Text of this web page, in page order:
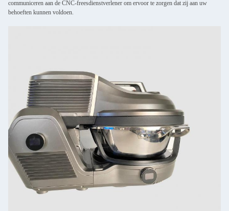
communiceren aan de CNC-freesdienstverlener om ervoor te zorgen dat zij aan uw
behoeften kunnen voldoen.